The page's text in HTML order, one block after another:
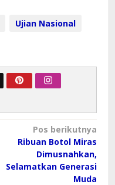
Ujian Nasional
Pos berikutnya
Ribuan Botol Miras
Dimusnahkan,
Selamatkan Generasi
Muda